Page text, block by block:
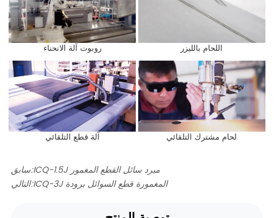
روبوت آلة الانحناء اللحام بالليزر
آلة قطع التلقائي لحام مشترك التلقائي
سابق:
ICQ-1.5J مبرد سائل القطع المغمور
التالي:
ICQ-3J المغمورة قطع السوائل برودة